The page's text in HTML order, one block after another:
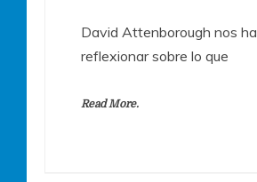
David Attenborough nos
reflexionar sobre lo que
Read More.